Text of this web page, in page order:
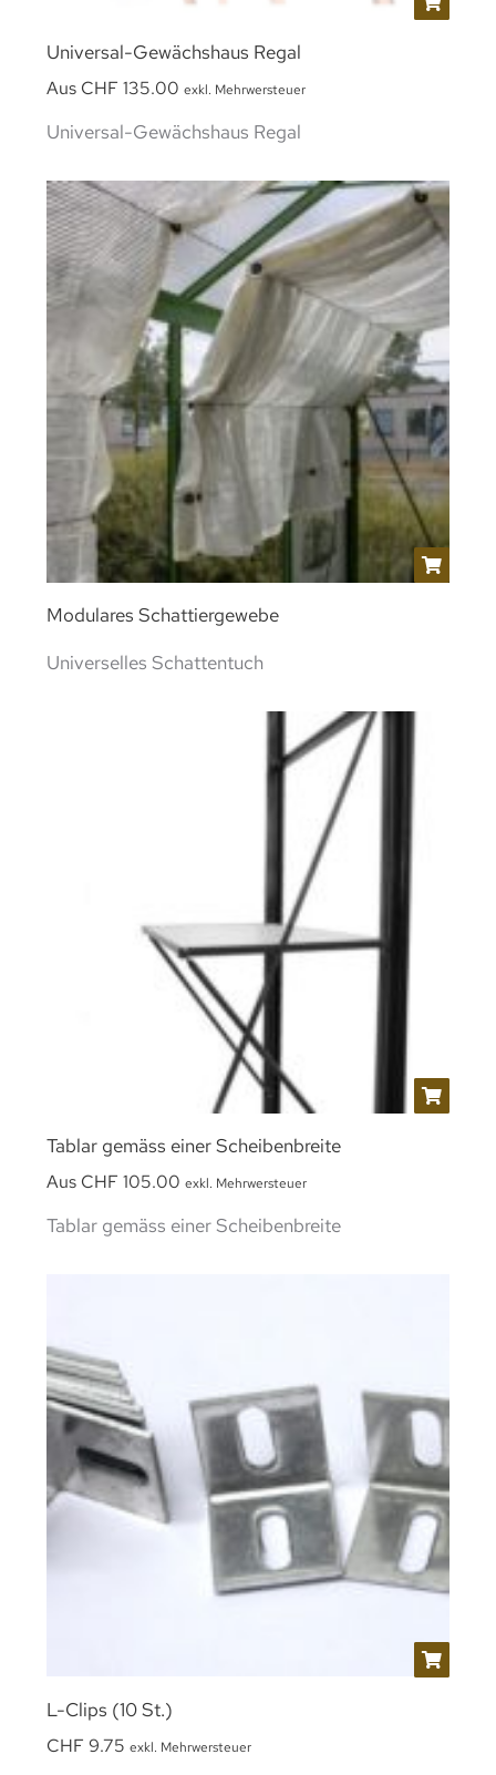
Universal-Gewächshaus Regal
Aus CHF 135.00 exkl. Mehrwersteuer
Universal-Gewächshaus Regal
Modulares Schattiergewebe
Universelles Schattentuch
Tablar gemäss einer Scheibenbreite
Aus CHF 105.00 exkl. Mehrwersteuer
Tablar gemäss einer Scheibenbreite
L-Clips (10 St.)
CHF 9.75 exkl. Mehrwersteuer